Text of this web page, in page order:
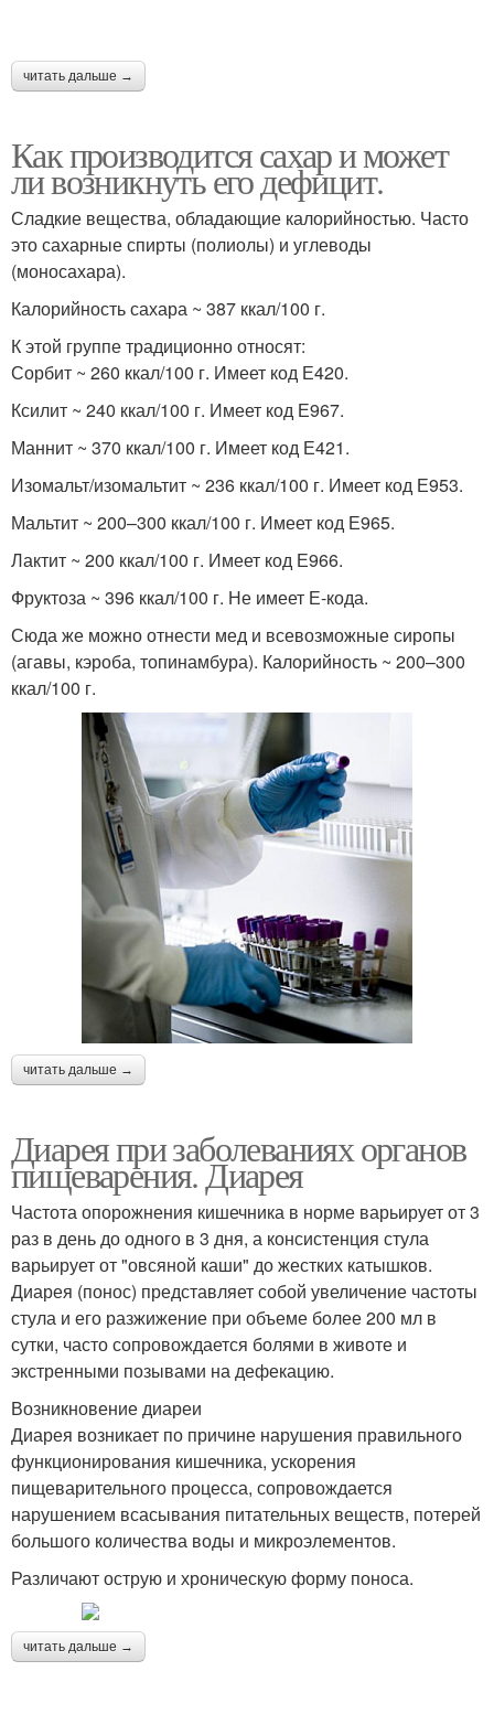
читать дальше →
Как производится сахар и может
ли возникнуть его дефицит.
Сладкие вещества, обладающие калорийностью. Часто
это сахарные спирты (полиолы) и углеводы
(моносахара).
Калорийность сахара ~ 387 ккал/100 г.
К этой группе традиционно относят:
Сорбит ~ 260 ккал/100 г. Имеет код Е420.
Ксилит ~ 240 ккал/100 г. Имеет код Е967.
Маннит ~ 370 ккал/100 г. Имеет код Е421.
Изомальт/изомальтит ~ 236 ккал/100 г. Имеет код Е953.
Мальтит ~ 200–300 ккал/100 г. Имеет код Е965.
Лактит ~ 200 ккал/100 г. Имеет код Е966.
Фруктоза ~ 396 ккал/100 г. Не имеет Е-кода.
Сюда же можно отнести мед и всевозможные сиропы
(агавы, кэроба, топинамбура). Калорийность ~ 200–300
ккал/100 г.
читать дальше →
Диарея при заболеваниях органов
пищеварения. Диарея
Частота опорожнения кишечника в норме варьирует от 3
раз в день до одного в 3 дня, а консистенция стула
варьирует от "овсяной каши" до жестких катышков.
Диарея (понос) представляет собой увеличение частоты
стула и его разжижение при объеме более 200 мл в
сутки, часто сопровождается болями в животе и
экстренными позывами на дефекацию.
Возникновение диареи
Диарея возникает по причине нарушения правильного
функционирования кишечника, ускорения
пищеварительного процесса, сопровождается
нарушением всасывания питательных веществ, потерей
большого количества воды и микроэлементов.
Различают острую и хроническую форму поноса.
читать дальше →